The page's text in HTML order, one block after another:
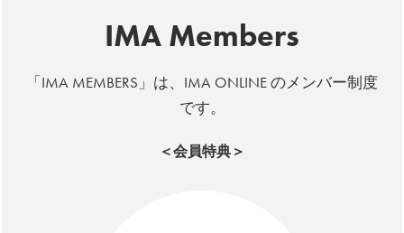
IMA Members
「IMA MEMBERS」は、IMA ONLINE のメンバー制度
です。
＜会員特典＞